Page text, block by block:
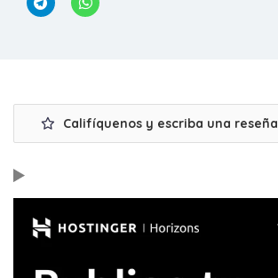
Califíquenos y escriba una reseña